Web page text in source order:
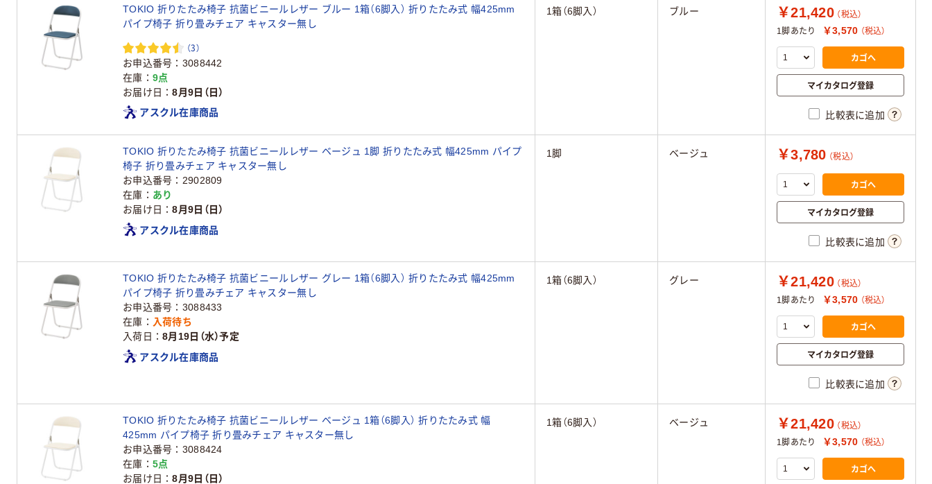
TOKIO 折りたたみ椅子 抗菌ビニールレザー ブルー 1箱（6脚入） 折りたたみ式 幅425mm
パイプ椅子 折り畳みチェア キャスター無し
（3）
お申込番号
3088442
在庫
9点
お届け日
8月9日（日）
アスクル在庫商品
1箱（6脚入） ブルー ￥21,420 （税込）
1脚あたり
￥3,570 （税込）
カゴへ
マイカタログ登録
比較表に追加
TOKIO 折りたたみ椅子 抗菌ビニールレザー ベージュ 1脚 折りたたみ式 幅425mm パイプ
椅子 折り畳みチェア キャスター無し
お申込番号
2902809
在庫
あり
お届け日
8月9日（日）
アスクル在庫商品
1脚 ベージュ ￥3,780 （税込）
カゴへ
マイカタログ登録
比較表に追加
TOKIO 折りたたみ椅子 抗菌ビニールレザー グレー 1箱（6脚入） 折りたたみ式 幅425mm
パイプ椅子 折り畳みチェア キャスター無し
お申込番号
3088433
在庫
入荷待ち
入荷日
8月19日（水）予定
アスクル在庫商品
1箱（6脚入） グレー ￥21,420 （税込）
1脚あたり
￥3,570 （税込）
カゴへ
マイカタログ登録
比較表に追加
TOKIO 折りたたみ椅子 抗菌ビニールレザー ベージュ 1箱（6脚入） 折りたたみ式 幅
425mm パイプ椅子 折り畳みチェア キャスター無し
お申込番号
3088424
在庫
5点
お届け日
8月9日（日）
1箱（6脚入） ベージュ ￥21,420 （税込）
1脚あたり
￥3,570 （税込）
カゴへ